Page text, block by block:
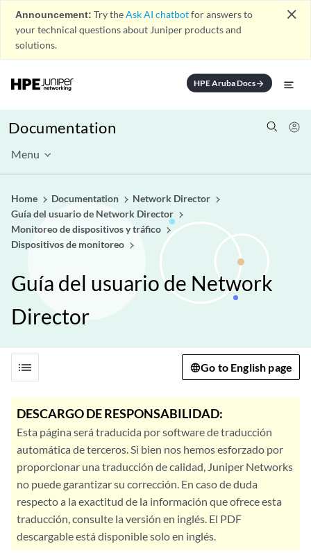
Announcement: Try theAsk AI chatbotfor answers to
your technical questions about Juniper products and
solutions.
close
HPE Aruba Docsarrow_forward
Documentation
Menu
Home Documentation
Network Director
Guía del usuario de Network Director
Monitoreo de dispositivos y tráfico
Dispositivos de monitoreo
Guía del usuario de Network
Director
list Go to English page
DESCARGO DE RESPONSABILIDAD:
Esta página será traducida por software de traducción
automática de terceros. Si bien nos hemos esforzado por
proporcionar una traducción de calidad, Juniper Networks
no puede garantizar su corrección. En caso de duda
respecto a la exactitud de la información que ofrece esta
traducción, consulte la versión en inglés. El PDF
descargable está disponible solo en inglés.